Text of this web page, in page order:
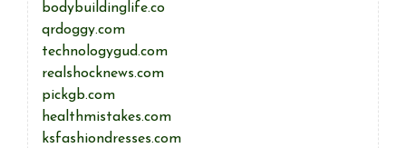
bodybuildinglife.co
qrdoggy.com
technologygud.com
realshocknews.com
pickgb.com
healthmistakes.com
ksfashiondresses.com